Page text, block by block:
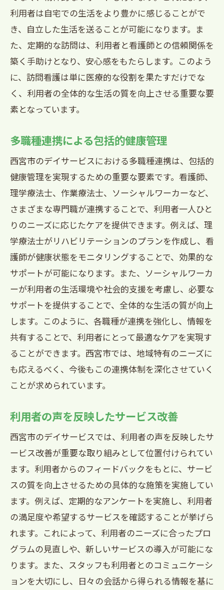
利用者は自宅での生活をより豊かに感じることがで
き、自立した生活を送ることが可能になります。ま
た、定期的な訪問は、利用者と看護師との信頼関係を
築く手助けとなり、安心感をもたらします。このよう
に、訪問看護は単に医療的な役割を果たすだけでな
く、利用者の全体的な生活の質を向上させる重要な要
素となっています。
多職種連携による包括的健康管理
西宮市のデイサービスにおける多職種連携は、包括的
健康管理を実現するための重要な要素です。看護師、
理学療法士、作業療法士、ソーシャルワーカーなど、
さまざまな専門職が連携することで、利用者一人ひと
りのニーズに応じたケアを提供できます。例えば、理
学療法士がリハビリテーションのプランを作成し、看
護師が健康状態をモニタリングすることで、効果的な
サポートが可能になります。また、ソーシャルワーカ
ーが利用者の生活環境や社会的支援を考慮し、必要な
サポートを提供することで、全体的な生活の質が向上
します。このように、各職種が連携を強化し、情報を
共有することで、利用者にとって最適なケアを実現す
ることができます。西宮市では、地域特有のニーズに
も応えるべく、今後もこの連携体制を深化させていく
ことが求められています。
利用者の声を反映したサービス改善
西宮市のデイサービスでは、利用者の声を反映したサ
ービス改善が重要な取り組みとして位置付けられてい
ます。利用者からのフィードバックをもとに、サービ
スの質を向上させるための具体的な施策を実施してい
ます。例えば、定期的なアンケートを実施し、利用者
の満足度や希望するサービスを確認することが挙げら
れます。これによって、利用者のニーズに合ったプロ
グラムの見直しや、新しいサービスの導入が可能にな
ります。また、スタッフも利用者とのコミュニケーシ
ョンを大切にし、日々の会話から得られる情報を基に